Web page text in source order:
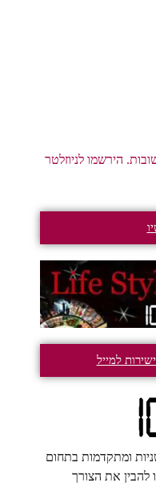
הירשמו לניוזלטר
למייל
ומתקדמות בתחום
את הצורך